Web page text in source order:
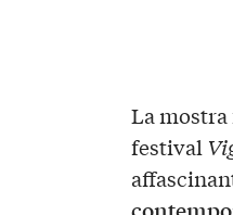
La
festival